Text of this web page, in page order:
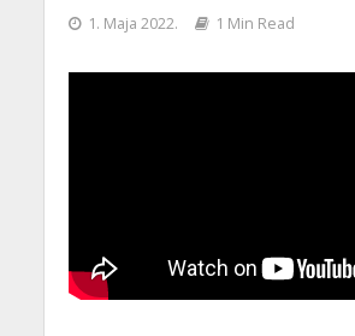
1. Maja 2022. 1 Min Read